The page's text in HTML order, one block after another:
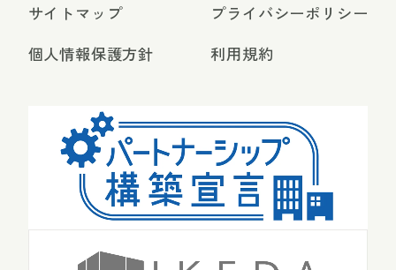
サイトマップ
個人情報保護方針
プライバシーポリシー
利用規約